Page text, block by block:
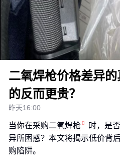
二氧焊枪价格差异
的反而更贵？
昨天16:00
当你在采购二氧焊枪
时，是
异所困惑？本文将揭示低价背
购陷阱。